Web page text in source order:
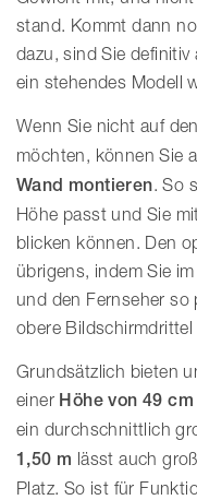
stand. Kommt dann
dazu, sind Sie definitiv
ein stehendes Modell
Wenn Sie nicht auf
möchten, können Sie
Wand montieren. So
Höhe passt und Sie
blicken können. Den
übrigens, indem Sie
und den Fernseher so
obere Bildschirmdrittel
Grundsätzlich bieten
einer Höhe von 49 cm
ein durchschnittlich
1,50 m lässt auch
Platz. So ist für